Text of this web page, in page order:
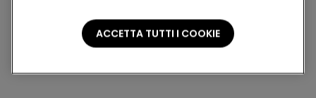
1
ACCETTA TUTTI I COOKIE